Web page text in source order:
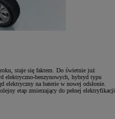
staje się faktem. Do świetnie już
elektryczno-benzynowych, hybryd typu
elektryczny na baterie w nowej odsłonie.
etap zmierzający do pełnej elektryfikacji